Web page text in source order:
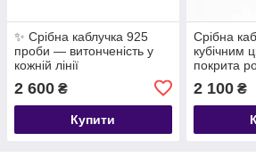
✨ Срібна каблучка 925
проби — витонченість у
кожній лінії
2 600 ₴
Купити
Срібна
кубічним
покрита
2 100₴